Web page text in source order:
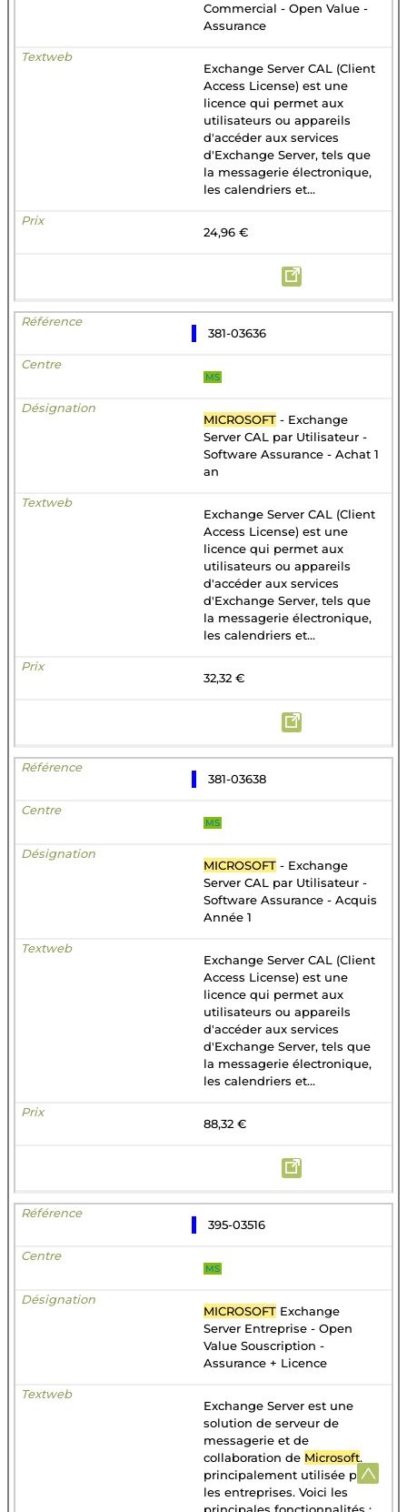
Commercial - Open Value -
Assurance
Exchange Server CAL (Client
Access License) est une
licence qui permet aux
utilisateurs ou appareils
d'accéder aux services
d'Exchange Server, tels que
la messagerie électronique,
les calendriers et...
24,96 €
381-03636
MS
MICROSOFT - Exchange
Server CAL par Utilisateur -
Software Assurance - Achat 1
an
Exchange Server CAL (Client
Access License) est une
licence qui permet aux
utilisateurs ou appareils
d'accéder aux services
d'Exchange Server, tels que
la messagerie électronique,
les calendriers et...
32,32 €
381-03638
MS
MICROSOFT - Exchange
Server CAL par Utilisateur -
Software Assurance - Acquis
Année 1
Exchange Server CAL (Client
Access License) est une
licence qui permet aux
utilisateurs ou appareils
d'accéder aux services
d'Exchange Server, tels que
la messagerie électronique,
les calendriers et...
88,32 €
395-03516
MS
MICROSOFT Exchange
Server Entreprise - Open
Value Souscription -
Assurance + Licence
Exchange Server est une
solution de serveur de
messagerie et de
collaboration de Microsoft,
principalement utilisée par
les entreprises. Voici les